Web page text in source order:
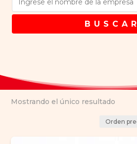
B U S C A R
Mostrando el único resultado